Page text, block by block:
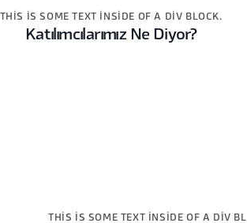
THIS IS SOME TEXT INSIDE OF A DIV BLOCK.
Katılımcılarımız Ne Diyor?
THIS IS SOME TEXT INSIDE OF A DIV